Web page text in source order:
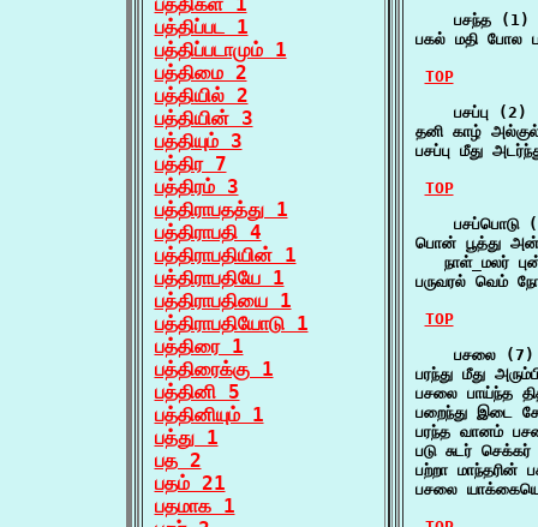
பத்திப்பட 1
பத்திப்படாமும் 1
பத்திமை 2
பத்தியில் 2
பத்தியின் 3
பத்தியும் 3
பத்திர 7
பத்திரம் 3
பத்திராபதத்து 1
பத்திராபதி 4
பத்திராபதியின் 1
பத்திராபதியே 1
பத்திராபதியை 1
பத்திராபதியோடு 1
பத்திரை 1
பத்திரைக்கு 1
பத்தினி 5
பத்தினியும் 1
பத்து 1
பத 2
பதம் 21
பதமாக 1
    பசந்த (1)
பகல் மதி போல
TOP
    பசப்பு (2)
தனி காழ்
பசப்பு மீது
TOP
பசப்பொடு
பொன் பூத்து
நாள்_மலர்
பருவரல் வெம்
TOP
    பசலை (7)
பரந்து மீது
பசலை பாய்ந்த
பறைந்து இடை
பரந்த வானம்
படு சுடர்
பற்றா
பசலை